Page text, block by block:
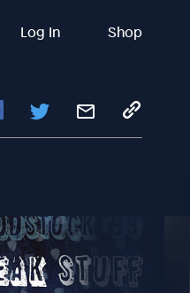
Log In Shop